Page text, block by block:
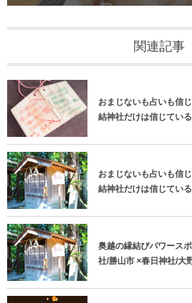
関連記事
おまじないも占いも信
結神社だけは信じている
おまじないも占いも信
結神社だけは信じている
奥越の縁結びパワース
社/勝山市 ×春日神社/大